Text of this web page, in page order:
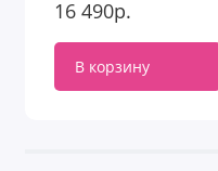
16 490р.
В корзину